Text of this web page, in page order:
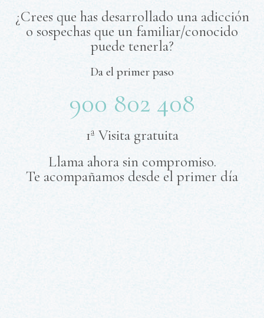
¿Crees que has desarrollado una adicción
o sospechas que un familiar/conocido
puede tenerla?
Da el primer paso
900 802 408
1ª Visita gratuita
Llama ahora sin compromiso.
Te acompañamos desde el primer día